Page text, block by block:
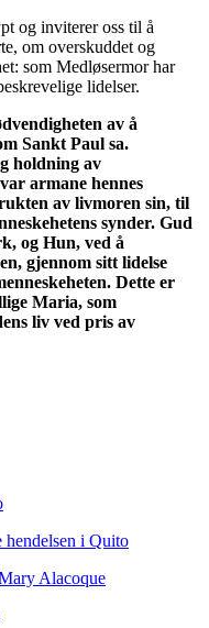
og inviterer oss til å
om overskuddet og
som Medløsermor har
lidelser.
av å
Sankt Paul sa.
holdning av
armane hennes
av livmoren sin, til
synder. Gud
og Hun, ved å
gjennom sitt lidelse
Dette er
Maria, som
liv ved pris av
hendelsen i Quito
Alacoque